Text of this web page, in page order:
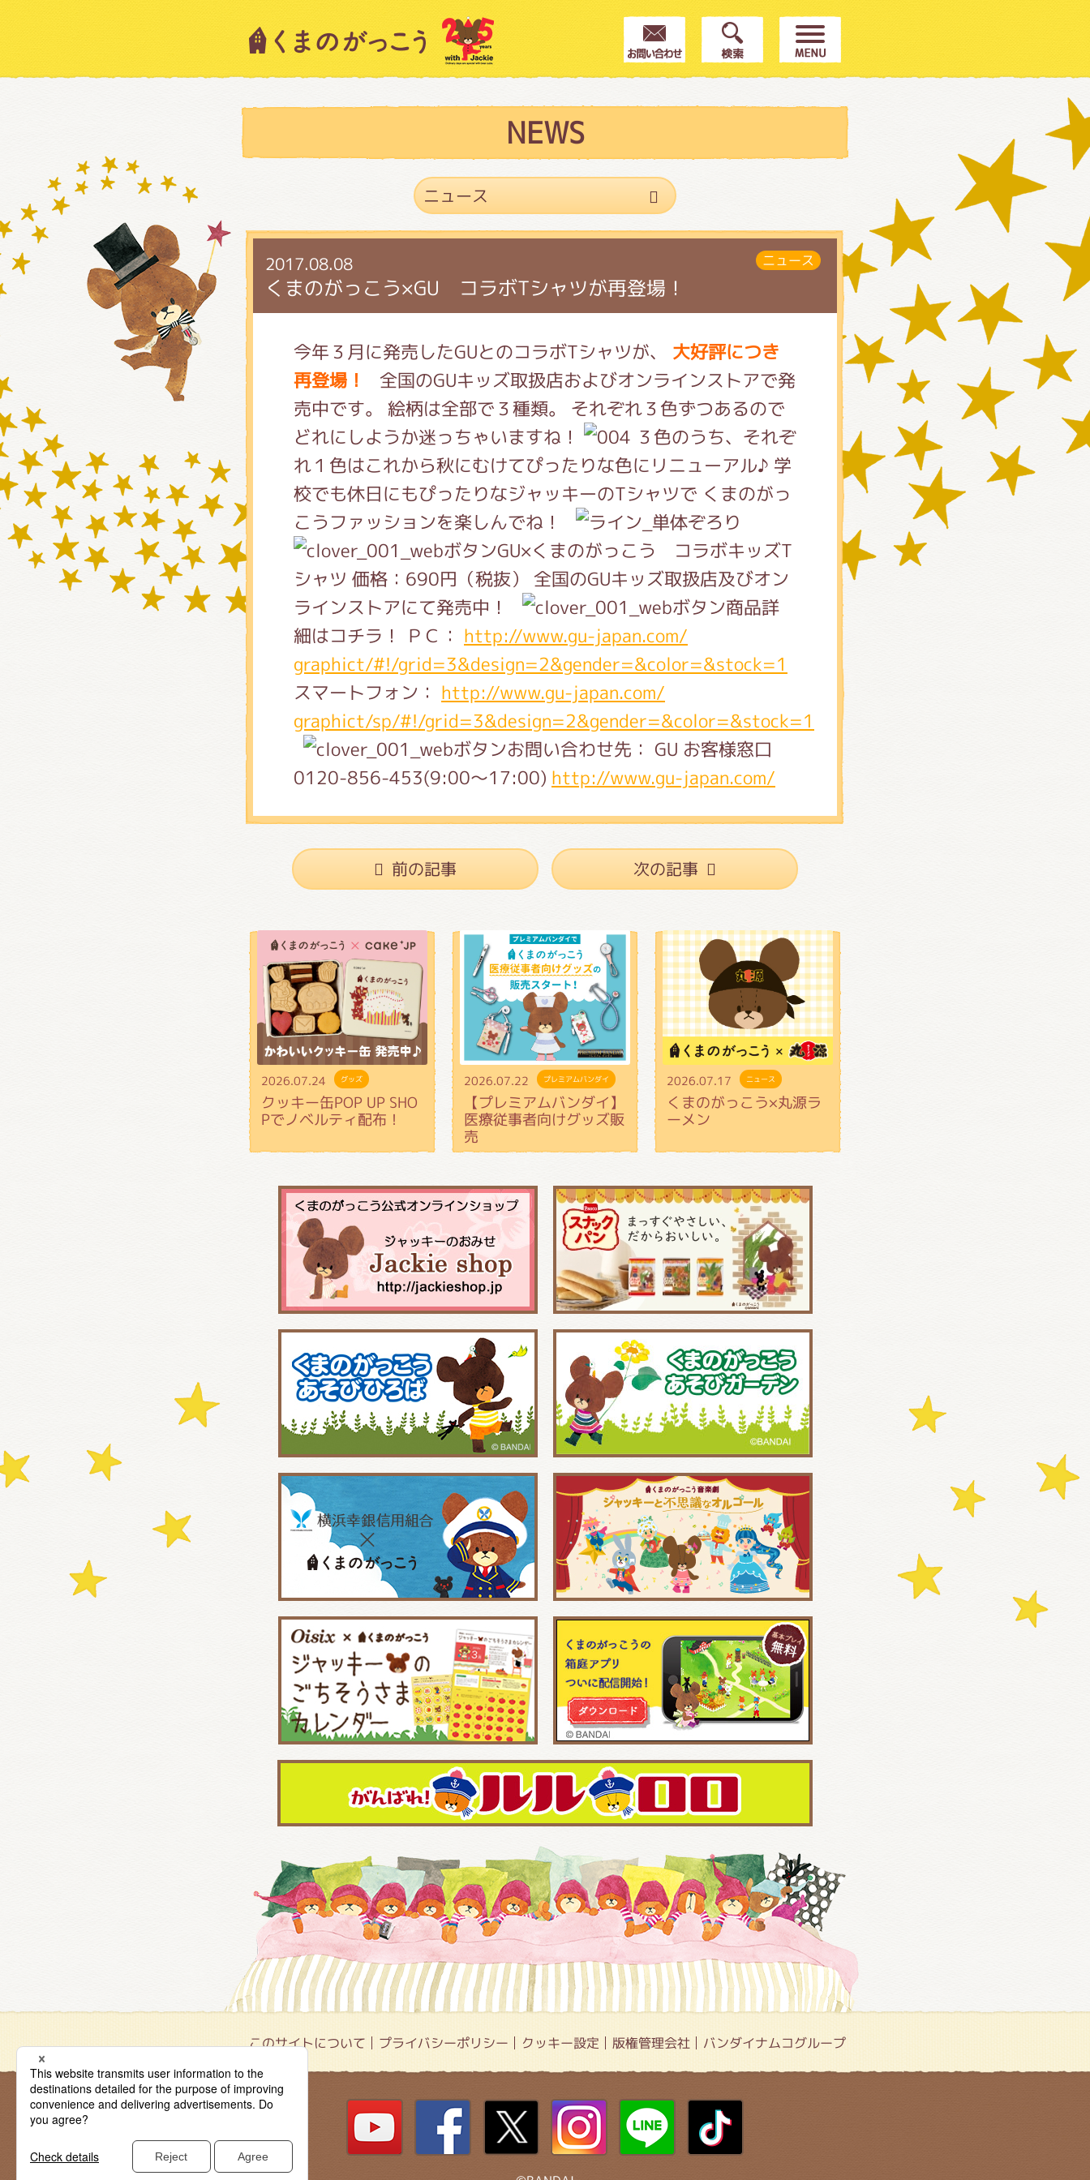
NEWS
2017.08.08 ニュース
くまのがっこう×GU コラボTシャツが再登場！
今年３月に発売したGUとのコラボTシャツが、 大好評につき
再登場！
全国のGUキッズ取扱店およびオンラインストアで発
売中です。 絵柄は全部で３種類。 それぞれ３色ずつあるので
どれにしようか迷っちゃいますね！
３色のうち、それぞ
れ１色はこれから秋にむけてぴったりな色にリニューアル♪ 学
校でも休日にもぴったりなジャッキーのTシャツで くまのがっ
こうファッションを楽しんでね！
GU×くまのがっこう コラボキッズT
シャツ 価格：690円（税抜） 全国のGUキッズ取扱店及びオン
ラインストアにて発売中！
商品詳
細はコチラ！ ＰＣ： http://www.gu-japan.com/
graphict/#!/grid=3&design=2&gender=&color=&stock=1
スマートフォン： http://www.gu-japan.com/
graphict/sp/#!/grid=3&design=2&gender=&color=&stock=1
お問い合わせ先： GU お客様窓口
0120-856-453(9:00～17:00) http://www.gu-japan.com/
前の記事 次の記事
2026.07.24 グッズ
クッキー缶POP UP SHO
Pでノベルティ配布！
2026.07.22 プレミアムバンダイ
【プレミアムバンダイ】
医療従事者向けグッズ販
売
2026.07.17 ニュース
くまのがっこう×丸源ラ
ーメン
このサイトについて プライバシーポリシー クッキー設定 版権管理会社 バンダイナムコグループ
キャラクター紹介
スタッフブログ
絵本・作家紹介
ショップインフォメーション
グッズインフォメーション
ミュージカル・コンサート
おたのしみコンテンツ(クイズ・AR・診断・占い)
チア ジャッキーズ！
くまのがっこう しょくいんしつ
くまのがっこう 家庭科部